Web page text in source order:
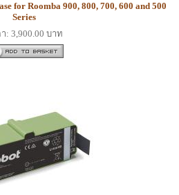
for Roomba 900, 800, 700, 600 and 500
Series
: 3,900.00 บาท